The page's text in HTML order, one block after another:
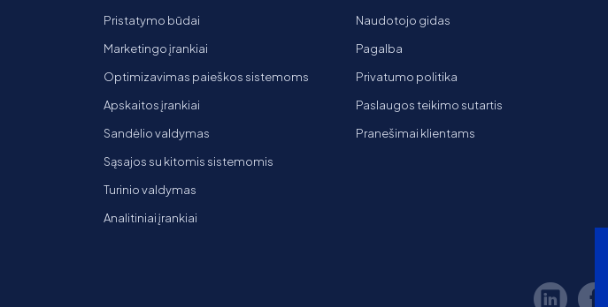
Pristatymo būdai
Marketingo įrankiai
Optimizavimas paieškos sistemoms
Apskaitos įrankiai
Sandėlio valdymas
Sąsajos su kitomis sistemomis
Turinio valdymas
Analitiniai įrankiai
Naudotojo gidas
Pagalba
Privatumo politika
Paslaugos teikimo sutartis
Pranešimai klientams